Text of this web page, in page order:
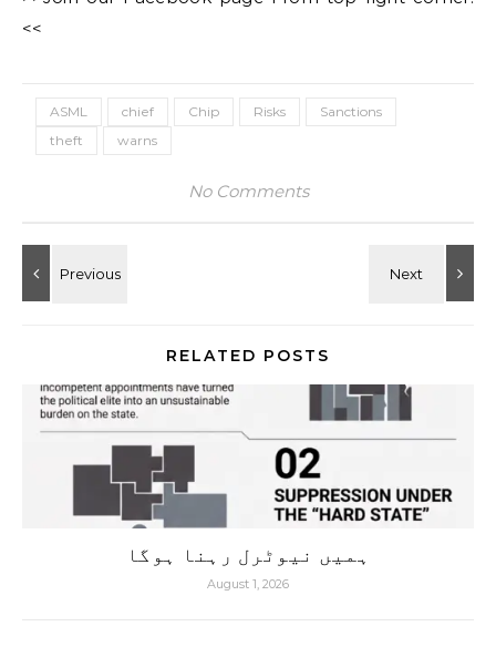
<<
ASML chief Chip Risks
Sanctions
theft
warns
No Comments
RELATED POSTS
ہمیں نیوٹرل رہنا ہوگا
August 1, 2026